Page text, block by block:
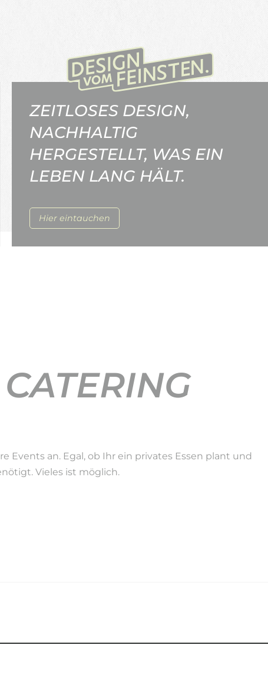
Hier eintauchen
ZEITLOSES DESIGN,
NACHHALTIG
HERGESTELLT, WAS EIN
LEBEN LANG HÄLT.
an. Egal, ob Ihr ein privates Essen plant und
Vieles ist möglich.